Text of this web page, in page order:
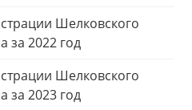
Шелковского
за 2022 год
Шелковского
за 2023 год